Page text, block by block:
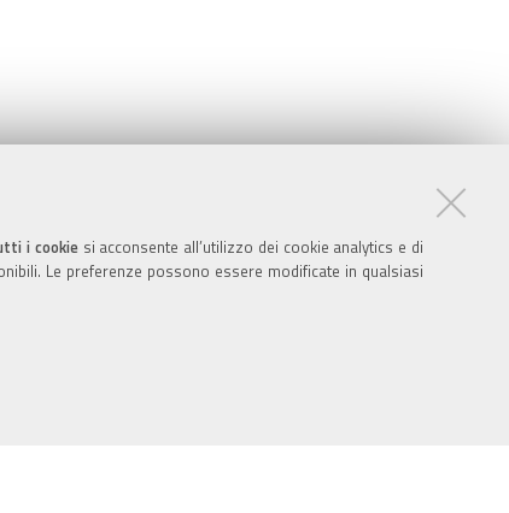
i cookiesi acconsente all’utilizzo dei cookie analytics e di
Le preferenze possono essere modificate in qualsiasi